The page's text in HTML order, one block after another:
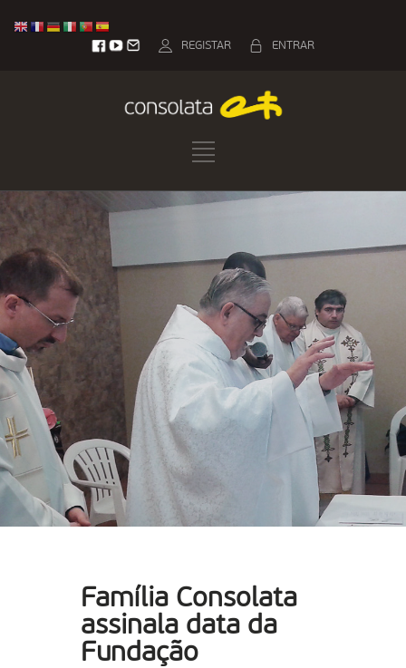
ENTRAR
REGISTAR
Família Consolata
assinala data da
Fundação